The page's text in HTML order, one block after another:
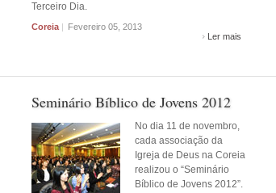
Terceiro Dia.
Coreia | Fevereiro 05, 2013
Ler mais
Seminário Bíblico de Jovens 2012
No dia 11 de novembro,
cada associação da
Igreja de Deus na Coreia
realizou o “Seminário
Bíblico de Jovens 2012”.